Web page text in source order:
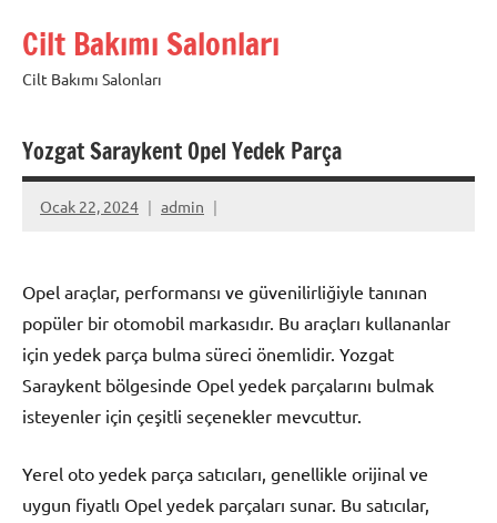
geçCilt Bakımı Salonları
Cilt Bakımı Salonları
Yozgat Saraykent Opel Yedek Parça
Ocak 22, 2024 admin
Opel araçlar, performansı ve güvenilirliğiyle tanınan
popüler bir otomobil markasıdır. Bu araçları kullananlar
için yedek parça bulma süreci önemlidir. Yozgat
Saraykent bölgesinde Opel yedek parçalarını bulmak
isteyenler için çeşitli seçenekler mevcuttur.
Yerel oto yedek parça satıcıları, genellikle orijinal ve
uygun fiyatlı Opel yedek parçaları sunar. Bu satıcılar,